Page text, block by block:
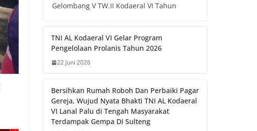
Gelombang V TW.II Kodaeral VI Tahun
TNI AL Kodaeral VI Gelar Program
Pengelolaan Prolanis Tahun 2026
22 Juni 2026
Bersihkan Rumah Roboh Dan Perbaiki Pagar
Gereja, Wujud Nyata Bhakti TNI AL Kodaeral
VI Lanal Palu di Tengah Masyarakat
Terdampak Gempa Di Sulteng